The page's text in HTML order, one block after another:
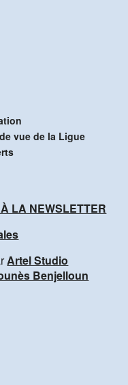
vue de la Ligue
LA NEWSLETTER
Artel Studio
Benjelloun